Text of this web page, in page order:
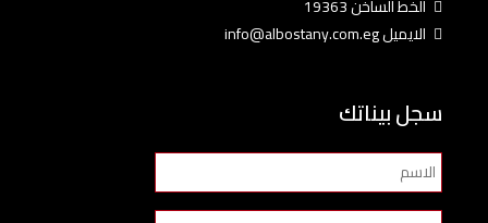
الخط الساخن 19363
الايميل info@albostany.com.eg
سجل بيناتك